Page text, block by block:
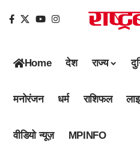
Home देश राज्य
मनोरंजन धर्म राशिफल
वीडियो न्यूज़ MPINFO